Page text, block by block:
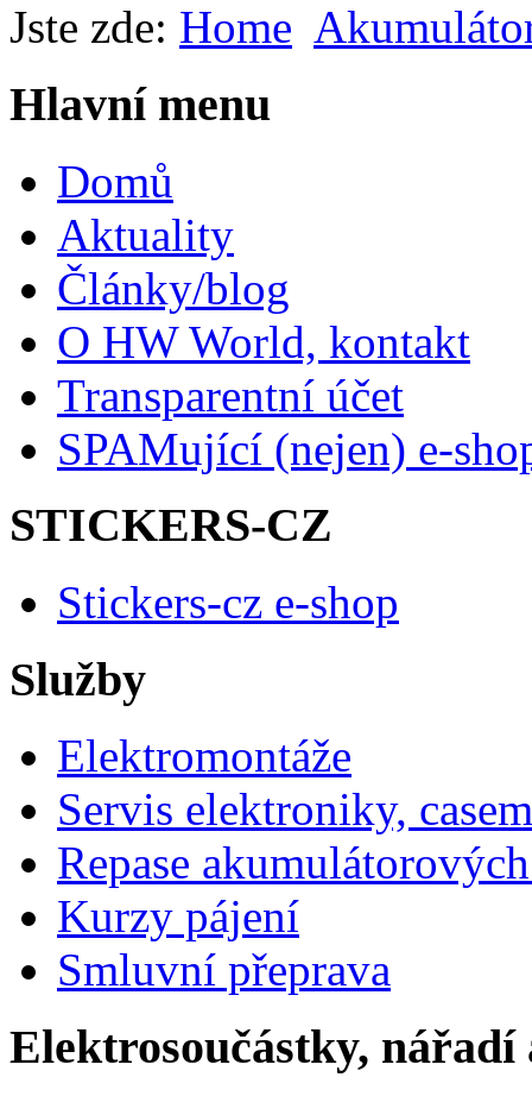
Jste zde: Home
Hlavní menu
Domů
Aktuality
Články/blog
O HW World, kontakt
Transparentní účet
SPAMující (nejen) e-
STICKERS-CZ
Stickers-cz e-shop
Služby
Elektromontáže
Servis elektroniky,
Repase
Kurzy pájení
Smluvní přeprava
Elektrosoučástky, nářadí